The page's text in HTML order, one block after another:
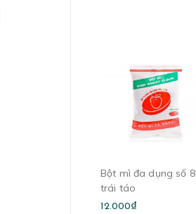
Bột mì đa dụng số 8
trái táo
12.000₫